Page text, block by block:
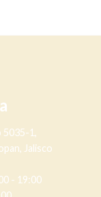
5035-1,
Jalisco
- 19:00